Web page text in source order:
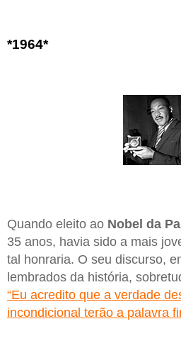
*1964*
Quando eleito ao Nobel da
35 anos, havia sido a mais
tal honraria. O seu discurso,
lembrados da história,
“Eu acredito que a verdade
incondicional terão a palavra